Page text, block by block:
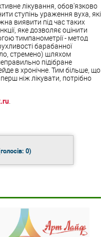
лікування, обов'язково
ступінь ураження вуха, які
виявити під час таких
яке дозволяє оцінити
тимпанометрії - метод
барабанної
стремено) шляхом
підібране
в хронічне. Тим більше, що
ніж лікувати, потрібно
0)